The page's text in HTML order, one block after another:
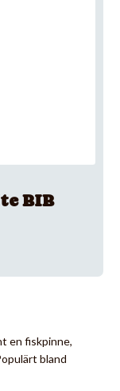
BIB
en fiskpinne,
bland